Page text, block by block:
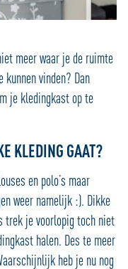
meer waar je de ruimte
vinden? Dan
je kledingkast op te
KLEDING GAAT?
en polo’s maar
weer namelijk :). Dikke
trek je voorlopig toch niet
halen. Des te meer
heb je nu nog